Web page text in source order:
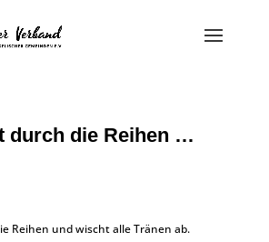
durch die Reihen …
Reihen und wischt alle Tränen ab.